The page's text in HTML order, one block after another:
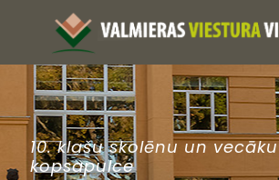
10. klašu skolēnu un vecāku
kopsapulce